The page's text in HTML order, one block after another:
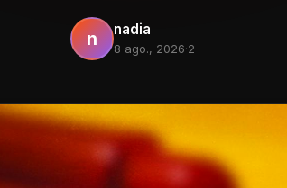
n nadia
8 ago., 2026·2